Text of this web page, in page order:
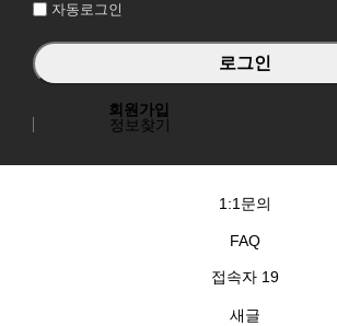
자동로그인
회원가입
정보찾기
1:1문의
FAQ
접속자 19
새글